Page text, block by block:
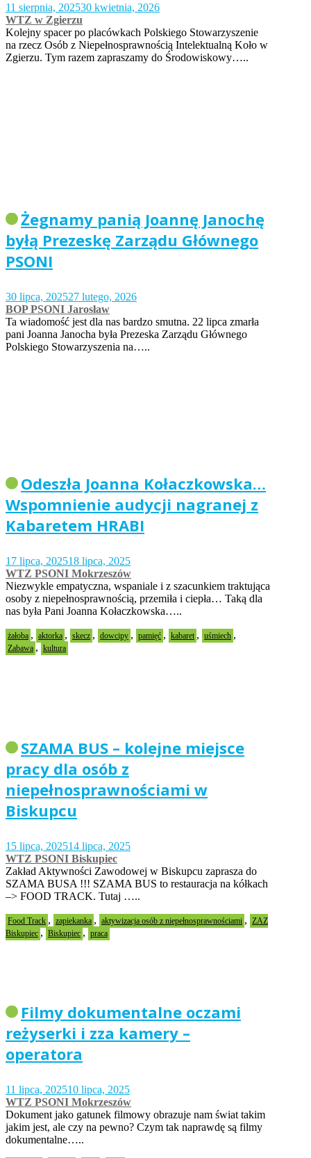
11 sierpnia, 202530 kwietnia, 2026
WTZ w Zgierzu
Kolejny spacer po placówkach Polskiego Stowarzyszenie
na rzecz Osób z Niepełnosprawnością Intelektualną Koło w
Zgierzu. Tym razem zapraszamy do Środowiskowy…..
Żegnamy panią Joannę Janochę
byłą Prezeskę Zarządu Głównego
PSONI
30 lipca, 202527 lutego, 2026
BOP PSONI Jarosław
Ta wiadomość jest dla nas bardzo smutna. 22 lipca zmarła
pani Joanna Janocha była Prezeska Zarządu Głównego
Polskiego Stowarzyszenia na…..
Odeszła Joanna Kołaczkowska…
Wspomnienie audycji nagranej z
Kabaretem HRABI
17 lipca, 202518 lipca, 2025
WTZ PSONI Mokrzeszów
Niezwykle empatyczna, wspaniale i z szacunkiem traktująca
osoby z niepełnosprawnością, przemiła i ciepła… Taką dla
nas była Pani Joanna Kołaczkowska…..
żałoba , aktorka , skecz , dowcipy , pamięć , kabaret , uśmiech ,
Zabawa , kultura
SZAMA BUS – kolejne miejsce
pracy dla osób z
niepełnosprawnościami w
Biskupcu
15 lipca, 202514 lipca, 2025
WTZ PSONI Biskupiec
Zakład Aktywności Zawodowej w Biskupcu zaprasza do
SZAMA BUSA !!! SZAMA BUS to restauracja na kółkach
–> FOOD TRACK. Tutaj …..
Food Track , zapiekanka , aktywizacja osób z niepełnosprawnościami ,
ZAZ
Biskupiec , Biskupiec , praca
Filmy dokumentalne oczami
reżyserki i zza kamery –
operatora
11 lipca, 202510 lipca, 2025
WTZ PSONI Mokrzeszów
Dokument jako gatunek filmowy obrazuje nam świat takim
jakim jest, ale czy na pewno? Czym tak naprawdę są filmy
dokumentalne…..